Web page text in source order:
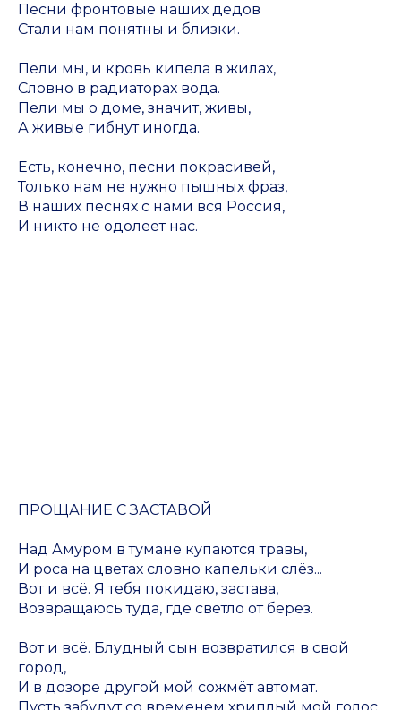
Песни фронтовые наших дедов
Стали нам понятны и близки.
Пели мы, и кровь кипела в жилах,
Словно в радиаторах вода.
Пели мы о доме, значит, живы,
А живые гибнут иногда.
Есть, конечно, песни покрасивей,
Только нам не нужно пышных фраз,
В наших песнях с нами вся Россия,
И никто не одолеет нас.
ПРОЩАНИЕ С ЗАСТАВОЙ
Над Амуром в тумане купаются травы,
И роса на цветах словно капельки слёз...
Вот и всё. Я тебя покидаю, застава,
Возвращаюсь туда, где светло от берёз.
Вот и всё. Блудный сын возвратился в свой
город,
И в дозоре другой мой сожмёт автомат.
Пусть забудут со временем хриплый мой голос,